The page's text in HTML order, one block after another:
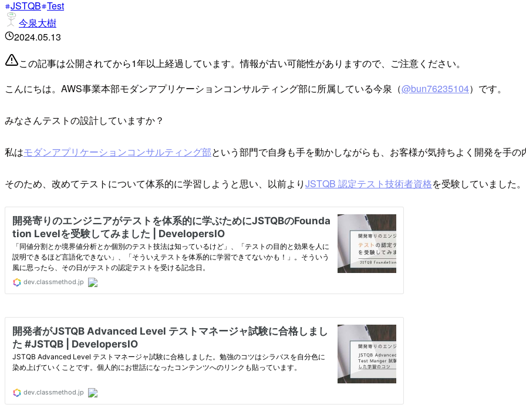
JSTQB Test
今泉大樹
2024.05.13
この記事は公開されてから1年以上経過しています。情報が古い可能性がありますので、ご注意ください。
こんにちは。AWS事業本部モダンアプリケーションコンサルティング部に所属している今泉（@bun76235104）です。
みなさんテストの設計していますか？
私はモダンアプリケーションコンサルティング部という部門で自身も手を動かしながらも、お客様が気持ちよく開発を手
そのため、改めてテストについて体系的に学習しようと思い、以前よりJSTQB 認定テスト技術者資格を受験していました。